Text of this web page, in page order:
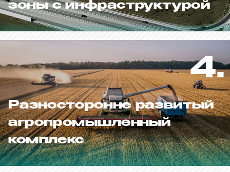
зоны с инфраструктурой
4.
Разносторонне развитый
агропромышленный
комплекс